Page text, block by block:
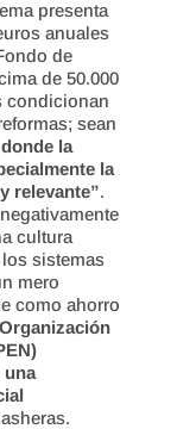
presenta
anuales
de
de 50.000
condicionan
sean
la
la
relevante”.
cultura
sistemas
mero
como ahorro
una